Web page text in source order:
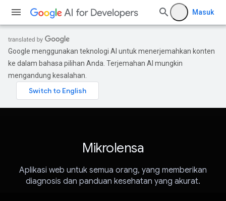
Masuk
Google menggunakan teknologi AI untuk menerjemahkan konten
ke dalam bahasa pilihan Anda. Terjemahan AI mungkin
mengandung kesalahan.
Mikrolensa
Aplikasi web untuk semua orang, yang memberikan
diagnosis dan panduan kesehatan yang akurat.